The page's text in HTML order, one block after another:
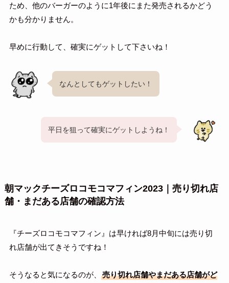
ため、他のバーガーのように1年後にまた発売されるかどう
かも分かりません。
早めに行動して、確実にゲットして下さいね！
なんとしてもゲットしたい！
平日を狙って確実にゲットしようね！
朝マックチーズロコモコマフィン2023｜売り切れ店
舗・まだある店舗の確認方法
『チーズロコモコマフィン』は早ければ8月中旬には売り切
れ店舗が出てきそうですね！
そうなると気になるのが、
売り切れ店舗やまだある店舗がど